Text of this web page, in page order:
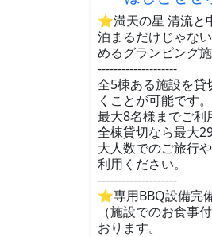
⭐満天の星 清流と
泊まるだけじゃな
めるグランピング
--------------------
全5棟ある施設を貸
くことが可能です。
最大8名様までご利
全棟貸切なら最大
大人数でのご旅行
利用ください。
--------------------
⭐専用BBQ設備完
（施設でのお食事
おります。